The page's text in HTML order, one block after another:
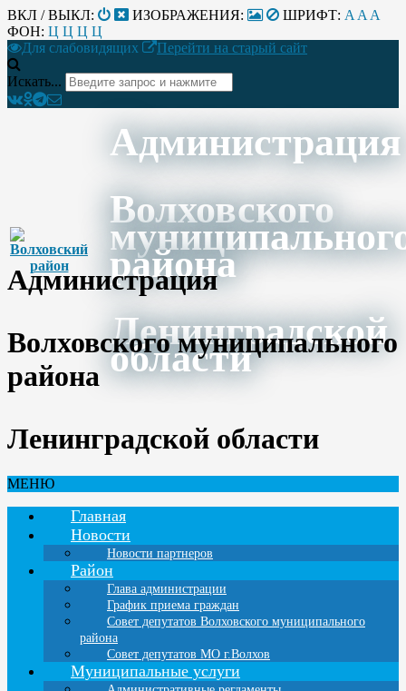
ВКЛ / ВЫКЛ: ИЗОБРАЖЕНИЯ: ШРИФТ: A A A
ФОН: Ц Ц Ц Ц
Для слабовидящих
Перейти на старый сайт
Искать...
Администрация
Волховского
района
Ленинградской
области
Администрация
Волховского муниципального
района
Ленинградской области
МЕНЮ
Главная
Новости
Новости партнеров
Район
Глава администрации
График приема граждан
Совет депутатов Волховского муниципального
района
Совет депутатов МО г.Волхов
Муниципальные услуги